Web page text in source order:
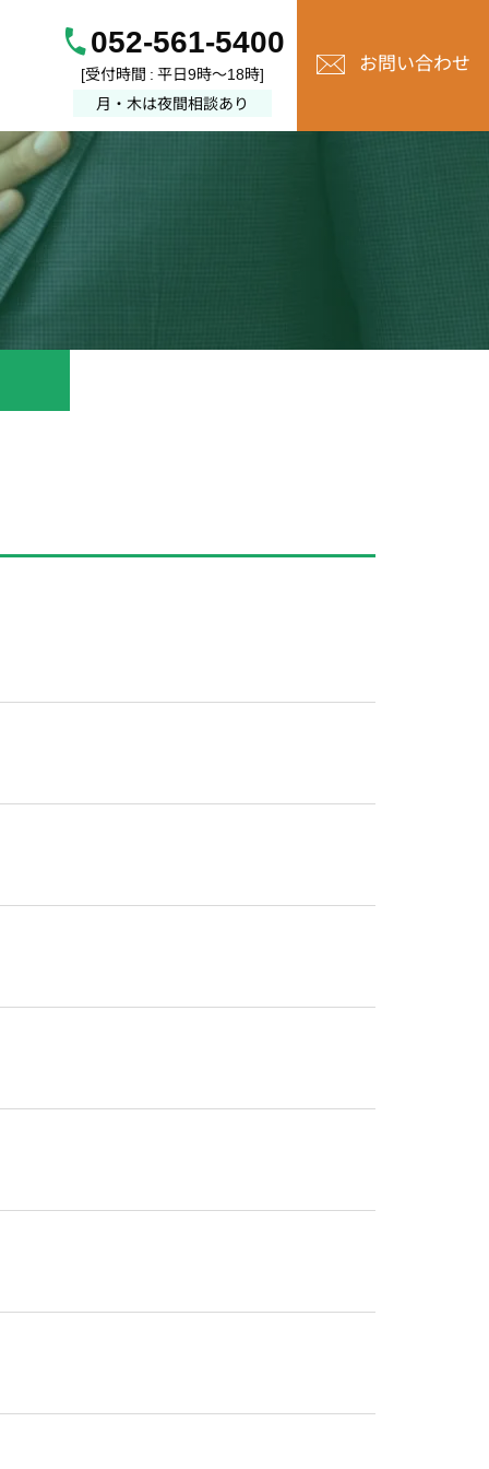
052-561-5400
[受付時間 : 平日9時～18時]
月・木は夜間相談あり
お問い合わせ